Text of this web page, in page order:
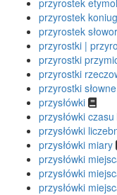
przyrostek
przyrostek
przyrostki |
przyrostki
przyrostki
przyrostki słowne
przysłówki
przysłówki czasu
przysłówki
przysłówki miary
przysłówki
przysłówki
przysłówki